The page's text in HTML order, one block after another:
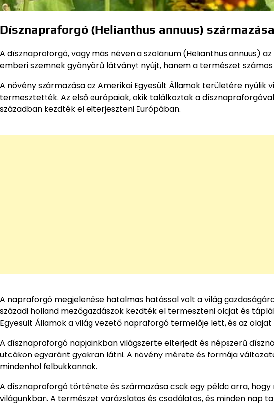
Dísznapraforgó (Helianthus annuus)
A dísznapraforgó, vagy más néven a szolárium (Helianthus annuus)
emberi szemnek gyönyörű látványt nyújt, hanem a természet
A növény származása az Amerikai Egyesült Államok területére nyúlik
termesztették. Az első európaiak, akik találkoztak a
században kezdték el elterjeszteni Európában.
A napraforgó megjelenése hatalmas hatással volt a világ
századi holland mezőgazdászok kezdték el termeszteni olajat és
Egyesült Államok a világ vezető napraforgó termelője lett, és az
A dísznapraforgó napjainkban világszerte elterjedt és népszerű
utcákon egyaránt gyakran látni. A növény mérete és formája
mindenhol felbukkannak.
A dísznapraforgó története és származása csak egy példa arra,
világunkban. A természet varázslatos és csodálatos, és minden nap